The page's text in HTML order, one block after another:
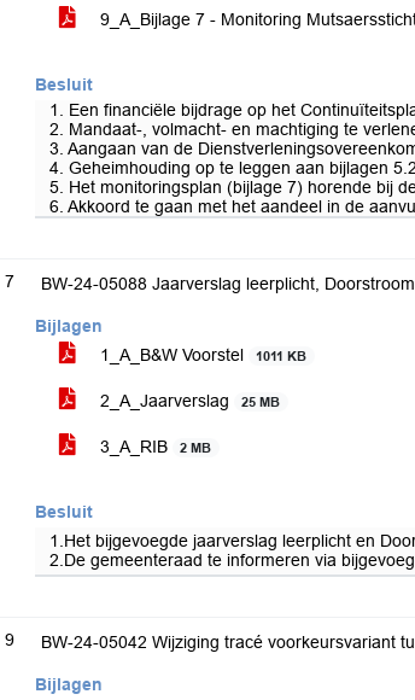
9_A_Bijlage 7 - Monitoring
Besluit
1. Een financiële bijdrage op het
2. Mandaat-, volmacht- en machtiging te
3. Aangaan van de
4. Geheimhouding op te leggen aan bijlagen
5. Het monitoringsplan (bijlage 7) horende bij
6. Akkoord te gaan met het aandeel in de
7 BW-24-05088 Jaarverslag leerplicht,
Bijlagen
1_A_B&W Voorstel
1011 KB
2_A_Jaarverslag 25 MB
3_A_RIB 2 MB
Besluit
1.Het bijgevoegde jaarverslag leerplicht en
2.De gemeenteraad te informeren via
9 BW-24-05042 Wijziging tracé voorkeursvariant
Bijlagen